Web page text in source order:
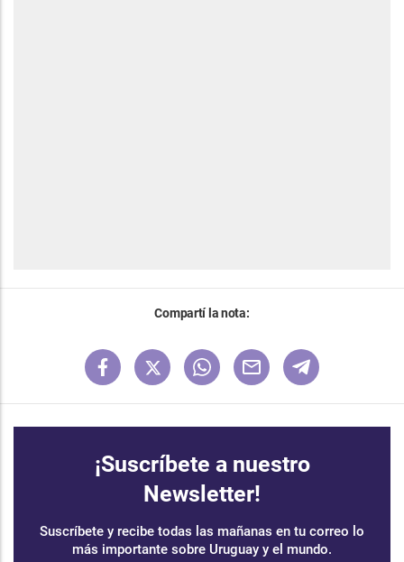
Compartí la nota:
¡Suscríbete a nuestro
Newsletter!
Suscríbete y recibe todas las mañanas en tu correo lo
más importante sobre Uruguay y el mundo.